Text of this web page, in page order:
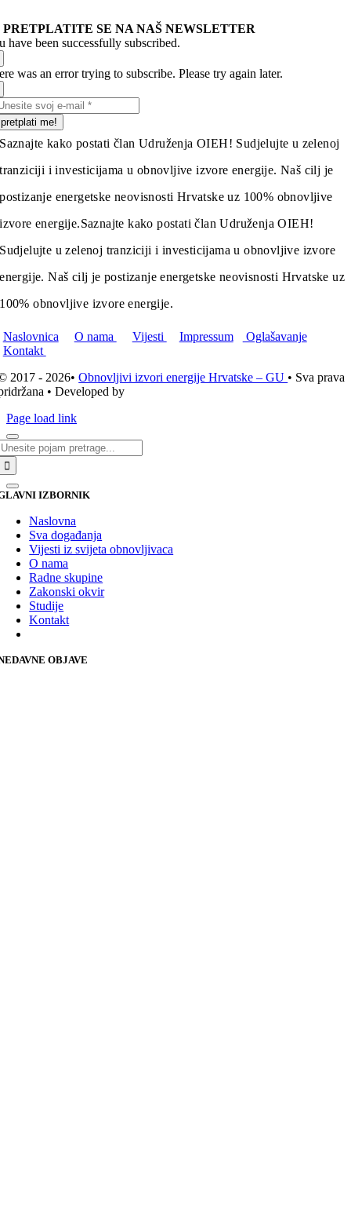
PRETPLATITE SE NA NAŠ NEWSLETTER
have been successfully subscribed.
was an error trying to subscribe. Please try again later.
pretplati me!
Saznajte kako postati član Udruženja OIEH! Sudjelujte u zelenoj
tranziciji i investicijama u obnovljive izvore energije. Naš cilj je
postizanje energetske neovisnosti Hrvatske uz 100% obnovljive
izvore energije.Saznajte kako postati član Udruženja OIEH!
Sudjelujte u zelenoj tranziciji i investicijama u obnovljive izvore
energije. Naš cilj je postizanje energetske neovisnosti Hrvatske uz
100% obnovljive izvore energije.
Naslovnica O nama Vijesti Impressum
Oglašavanje
Kontakt
2017 - 2026•Obnovljivi izvori energije Hrvatske – GU • Sva prava
• Developed by
Page load link
IZBORNIK
Naslovna
Sva događanja
Vijesti iz svijeta obnovljivaca
O nama
Radne skupine
Zakonski okvir
Studije
Kontakt
OBJAVE